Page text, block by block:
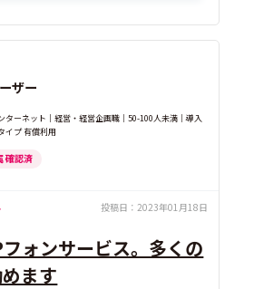
ザー
ターネット｜経営・経営企画職｜50-100人未満｜導入
イプ 有償利用
確認済
投稿日： 2023年01月18日
ォンサービス。多くの
ます